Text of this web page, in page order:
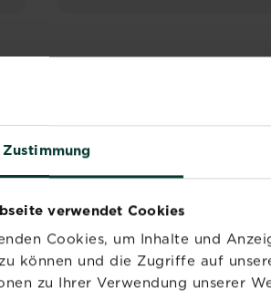
Zustimmung
verwendet Cookies
Cookies, um Inhalte und
können und die Zugriffe auf
zu Ihrer Verwendung unserer